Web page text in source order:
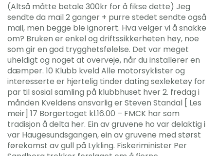
(Altså måtte betale 300kr for å fikse dette) Jeg
sendte da mail 2 ganger + purre stedet sendte også
mail, men begge ble ignorert. Hva velger vi å snakke
om? Bruken er enkel og driftssikkerheten høy, noe
som gir en god trygghetsfølelse. Det var meget
uheldigt og noget at overveje, når du installerer en
dæmper. 10 Klubb kveld Alle motorsyklister og
interesserte er hjertelig tinder dating sexleketøy for
par til sosial samling på klubbhuset hver 2. fredag i
månden Kveldens ansvarlig er Steven Standal [ Les
meir] 17 Borgertoget kl.16.00 – FMCK har som
tradisjon å delta her. Ein av gruvene ho var delaktig i
var Haugesundsgangen, ein av gruvene med størst
førekomst av gull på Lykling. Fiskeriminister Per